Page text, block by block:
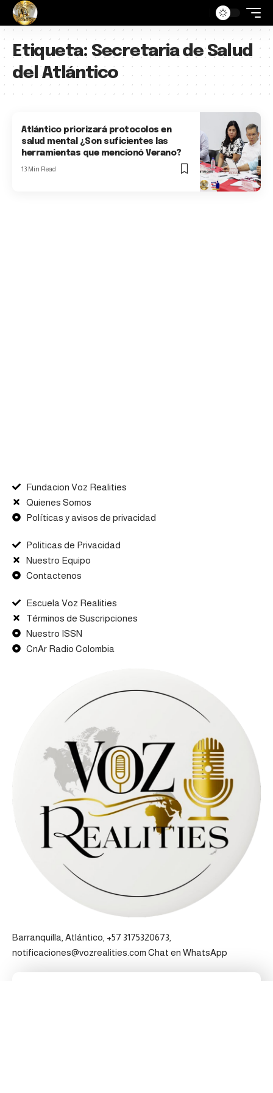
Etiqueta: Secretaria de Salud
del Atlántico
Atlántico priorizará protocolos en
salud mental ¿Son suficientes las
herramientas que mencionó Verano?
13 Min Read
Fundacion Voz Realities
Quienes Somos
Políticas y avisos de privacidad
Politicas de Privacidad
Nuestro Equipo
Contactenos
Escuela Voz Realities
Términos de Suscripciones
Nuestro ISSN
CnAr Radio Colombia
Barranquilla, Atlántico, +57 3175320673,
notificaciones@vozrealities.com Chat en WhatsApp